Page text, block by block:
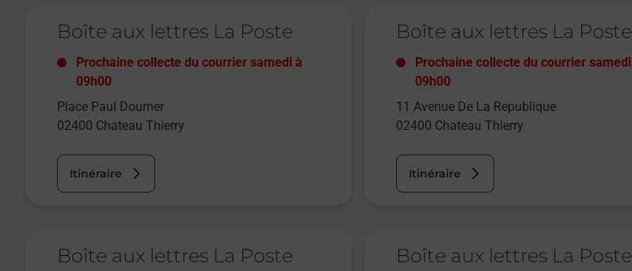
Boîte aux lettres La Poste
Prochaine collecte du courrier samedi à
09h00
Place Paul Doumer
02400 Chateau Thierry
Itinéraire
Boîte aux lettres La Poste
Prochaine collecte du courrier samedi
09h00
11 Avenue De La Republique
02400 Chateau Thierry
Itinéraire
Boîte aux lettres La Poste Boîte aux lettres La Poste